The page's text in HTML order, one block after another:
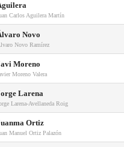
Carlos Aguilera Martín
Novo
Novo Ramírez
Moreno
Moreno Valera
Larena
Larena-Avellaneda Roig
Ortiz
Manuel Ortiz Palazón